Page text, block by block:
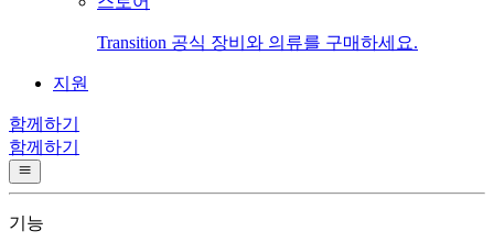
Transition 공식 장비와 의류를 구매하세요.
지원
함께하기
함께하기
기능